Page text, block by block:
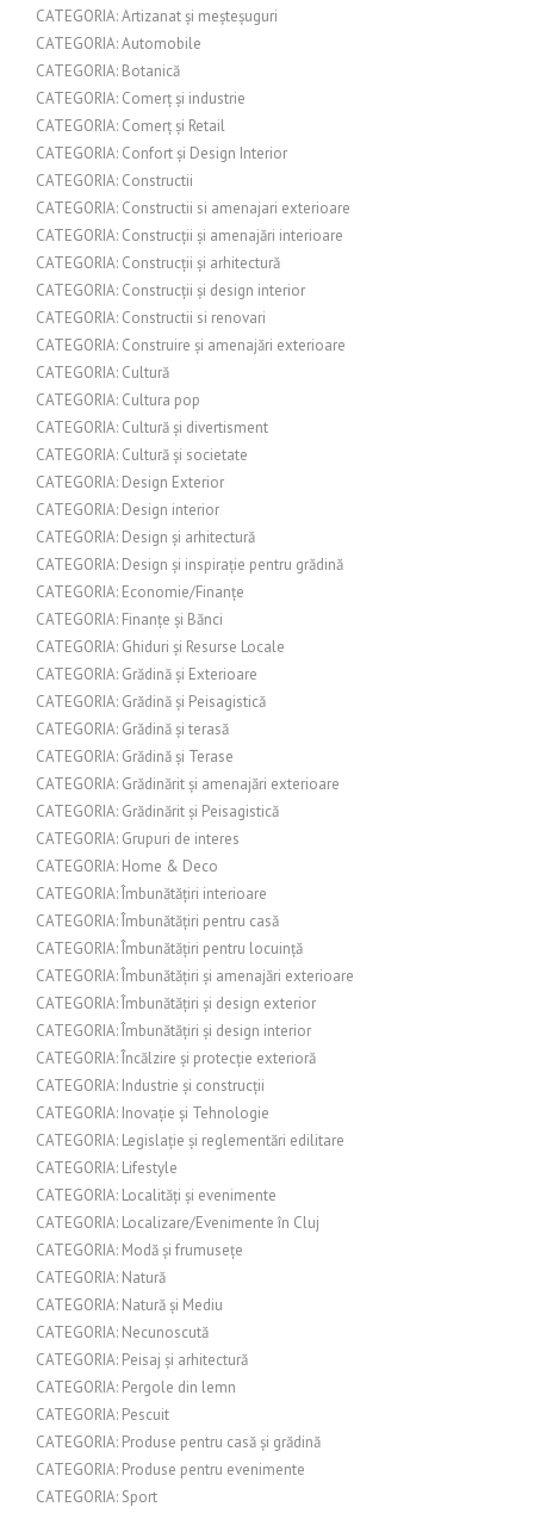
CATEGORIA: Artizanat și meșteșuguri
CATEGORIA: Automobile
CATEGORIA: Botanică
CATEGORIA: Comerț și industrie
CATEGORIA: Comerț și Retail
CATEGORIA: Confort și Design Interior
CATEGORIA: Constructii
CATEGORIA: Constructii si amenajari exterioare
CATEGORIA: Construcții și amenajări interioare
CATEGORIA: Construcții și arhitectură
CATEGORIA: Construcții și design interior
CATEGORIA: Constructii si renovari
CATEGORIA: Construire și amenajări exterioare
CATEGORIA: Cultură
CATEGORIA: Cultura pop
CATEGORIA: Cultură și divertisment
CATEGORIA: Cultură și societate
CATEGORIA: Design Exterior
CATEGORIA: Design interior
CATEGORIA: Design și arhitectură
CATEGORIA: Design și inspirație pentru grădină
CATEGORIA: Economie/Finanțe
CATEGORIA: Finanțe și Bănci
CATEGORIA: Ghiduri și Resurse Locale
CATEGORIA: Grădină și Exterioare
CATEGORIA: Grădină și Peisagistică
CATEGORIA: Grădină și terasă
CATEGORIA: Grădină și Terase
CATEGORIA: Grădinărit și amenajări exterioare
CATEGORIA: Grădinărit și Peisagistică
CATEGORIA: Grupuri de interes
CATEGORIA: Home & Deco
CATEGORIA: Îmbunătățiri interioare
CATEGORIA: Îmbunătățiri pentru casă
CATEGORIA: Îmbunătățiri pentru locuință
CATEGORIA: Îmbunătățiri și amenajări exterioare
CATEGORIA: Îmbunătățiri și design exterior
CATEGORIA: Îmbunătățiri și design interior
CATEGORIA: Încălzire și protecție exterioră
CATEGORIA: Industrie și construcții
CATEGORIA: Inovație și Tehnologie
CATEGORIA: Legislație și reglementări edilitare
CATEGORIA: Lifestyle
CATEGORIA: Localități și evenimente
CATEGORIA: Localizare/Evenimente în Cluj
CATEGORIA: Modă și frumusețe
CATEGORIA: Natură
CATEGORIA: Natură și Mediu
CATEGORIA: Necunoscută
CATEGORIA: Peisaj și arhitectură
CATEGORIA: Pergole din lemn
CATEGORIA: Pescuit
CATEGORIA: Produse pentru casă și grădină
CATEGORIA: Produse pentru evenimente
CATEGORIA: Sport